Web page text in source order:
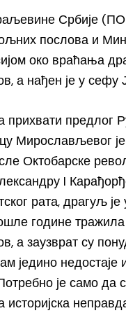
Србије
послова и
око враћања
а нађен је у сефу
прихвати предлог
Мирослављевог
Октобарске
I
рата, драгуљ
године
а заузврат су
једино
је само да
историјска